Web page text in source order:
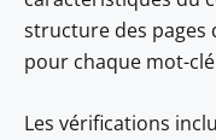
structure des pages
pour chaque mot-
Les vérifications